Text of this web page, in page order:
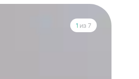
1 из 7